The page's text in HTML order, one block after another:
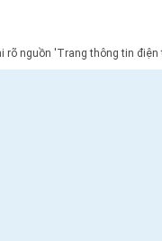
rõ nguồn 'Trang thông tin